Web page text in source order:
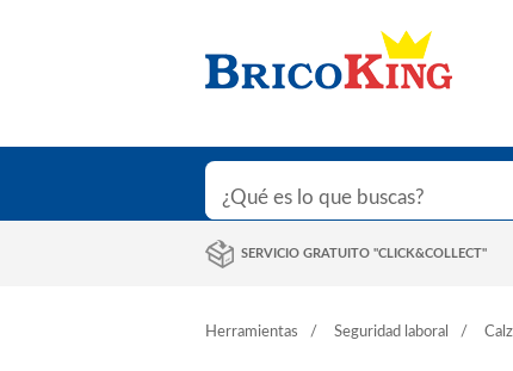
SERVICIO GRATUITO "CLICK&COLLECT"
Herramientas Seguridad laboral